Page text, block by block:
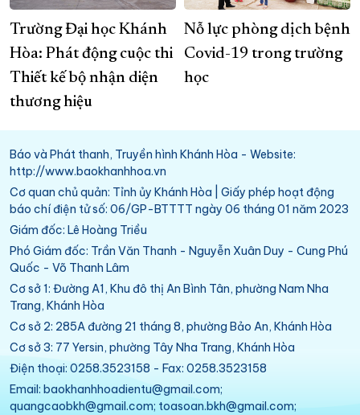
Trường Đại học Khánh
Hòa: Phát động cuộc thi
Thiết kế bộ nhận diện
thương hiệu
Nỗ lực phòng dịch bệnh
Covid-19 trong trường
học
Báo và Phát thanh, Truyền hình Khánh Hòa - Website:
http://www.baokhanhhoa.vn
Cơ quan chủ quản: Tỉnh ủy Khánh Hòa | Giấy phép hoạt động
báo chí điện tử số: 06/GP-BTTTT ngày 06 tháng 01 năm 2023
Giám đốc: Lê Hoàng Triều
Phó Giám đốc: Trần Văn Thanh - Nguyễn Xuân Duy - Cung Phú
Quốc - Võ Thanh Lâm
Cơ sở 1: Đường A1, Khu đô thị An Bình Tân, phường Nam Nha
Trang, Khánh Hòa
Cơ sở 2: 285A đường 21 tháng 8, phường Bảo An, Khánh Hòa
Cơ sở 3: 77 Yersin, phường Tây Nha Trang, Khánh Hòa
Điện thoại: 0258.3523158 - Fax: 0258.3523158
Email: baokhanhhoadientu@gmail.com;
quangcaobkh@gmail.com; toasoan.bkh@gmail.com;